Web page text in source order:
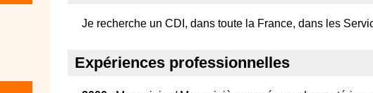
Je recherche un CDI, dans toute la France, dans les
Expériences professionnelles